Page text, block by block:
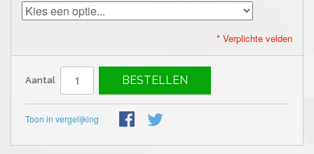
* Verplichte velden
Aantal BESTELLEN
Toon in vergelijking